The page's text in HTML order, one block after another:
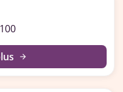
arrow_forward